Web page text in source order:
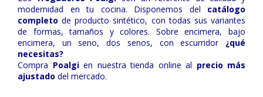
modernidad en tu cocina. Disponemos del catálogo
completo de producto sintético, con todas sus variantes
de formas, tamaños y colores. Sobre encimera, bajo
encimera, un seno, dos senos, con escurridor ¿qué
necesitas?
Compra Poalgien nuestra tienda online al precio más
ajustado del mercado.